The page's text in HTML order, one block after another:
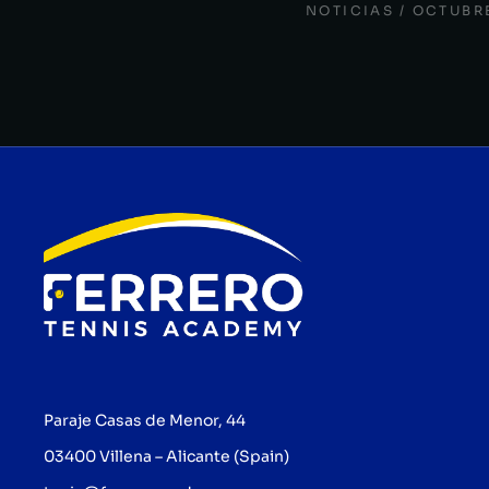
NOTICIAS
Paraje Casas de Menor, 44
03400 Villena – Alicante (Spain)